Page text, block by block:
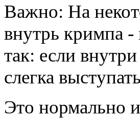
Важно: На
внутрь кримпа -
так: если
слегка
Это нормально